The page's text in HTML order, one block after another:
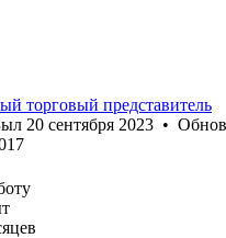
торговый представитель
20 сентября 2023 •